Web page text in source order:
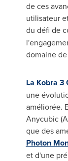
de ces
utilisateur
du défi de
domaine
La Kobra 3
une
améliorée.
Anycubic
que des
Photon
et d'une